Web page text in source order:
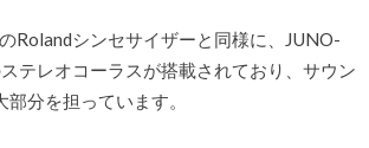
Rolandシンセサイザーと同様に、JUNO-
テレオコーラスが搭載されており、サウン
部分を担っています。